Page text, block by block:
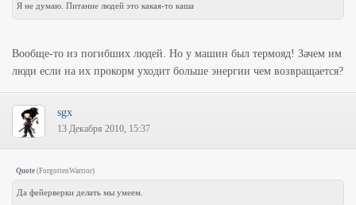
Я не думаю. Питание людей это какая-то каша
Вообще-то из погибших людей. Но у машин был термояд! Зачем им
люди если на их прокорм уходит больше энергии чем возвращается?
sgx
13 Декабря 2010, 15:37
Quote (ForgottenWarrior)
Да фейерверки делать мы умеем.